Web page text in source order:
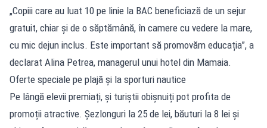
„Copiii care au luat 10 pe linie la BAC beneficiază de un sejur
gratuit, chiar și de o săptămână, în camere cu vedere la mare,
cu mic dejun inclus. Este important să promovăm educația”, a
declarat Alina Petrea, managerul unui hotel din Mamaia.
Oferte speciale pe plajă și la sporturi nautice
Pe lângă elevii premiați, și turiștii obișnuiți pot profita de
promoții atractive. Șezlonguri la 25 de lei, băuturi la 8 lei și